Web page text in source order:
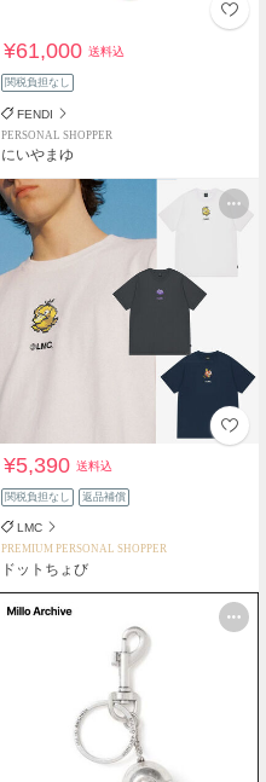
¥61,000送料込
関税負担なし
FENDI
PERSONAL SHOPPER
にいやまゆ
¥5,390送料込
関税負担なし 返品補償
LMC
PREMIUM PERSONAL SHOPPER
ドットちょび